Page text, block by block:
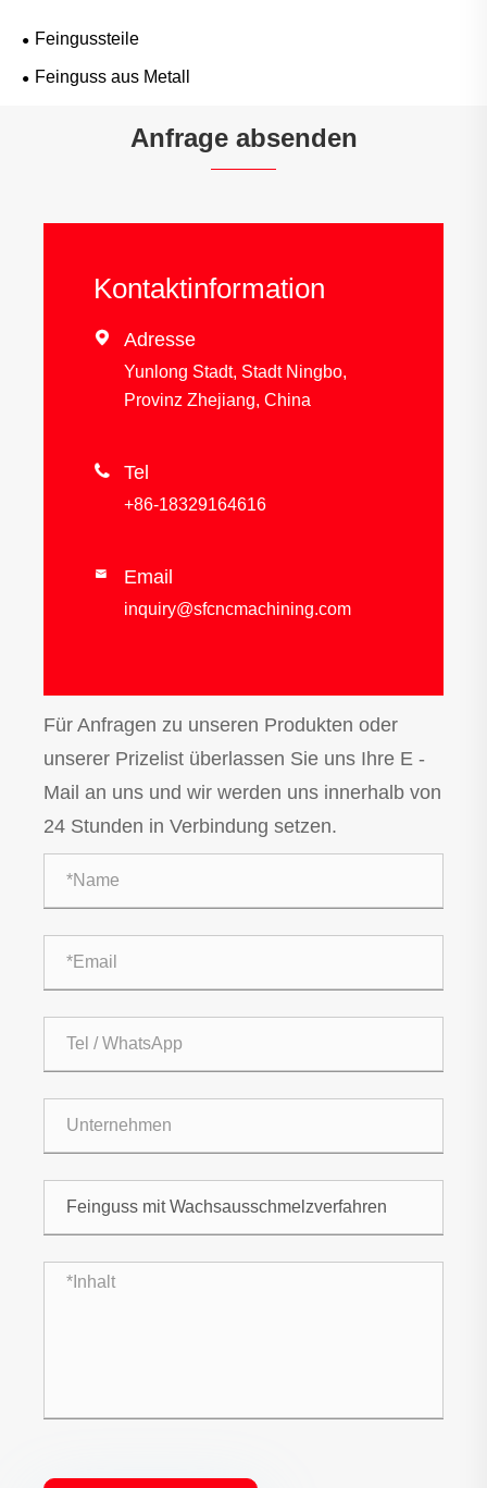
Feingussteile
Feinguss aus Metall
Anfrage absenden
Kontaktinformation
 Adresse
Yunlong Stadt, Stadt Ningbo,
Provinz Zhejiang, China
 Tel
+86-18329164616
 Email
inquiry@sfcncmachining.com
Für Anfragen zu unseren Produkten oder
unserer Prizelist überlassen Sie uns Ihre E -
Mail an uns und wir werden uns innerhalb von
24 Stunden in Verbindung setzen.